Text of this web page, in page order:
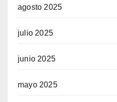
agosto 2025
julio 2025
junio 2025
mayo 2025